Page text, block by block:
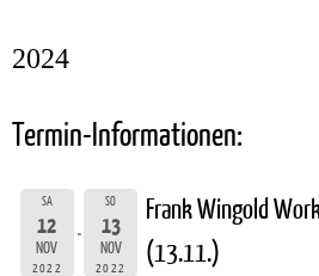
2024
Termin-Informationen:
SA
12
NOV
2022
SO
13
NOV
2022
Frank Wingold
(13.11.)